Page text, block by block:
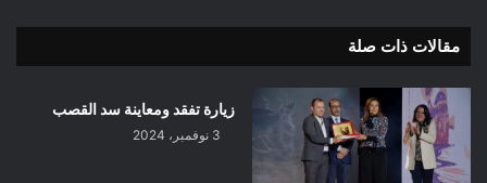
مقالات ذات صلة
زيارة تفقد ومعاينة سد القصب
3 نوفمبر، 2024